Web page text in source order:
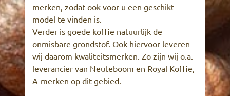
merken, zodat ook voor u een geschikt
model te vinden is.
Verder is goede koffie natuurlijk de
onmisbare grondstof. Ook hiervoor leveren
wij daarom kwaliteitsmerken. Zo zijn wij o.a.
leverancier van Neuteboom en Royal Koffie,
A-merken op dit gebied.